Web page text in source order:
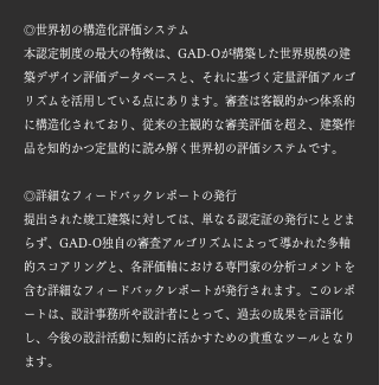
◎世界初の構造化評価システム
本認定制度の最大の特徴は、GAD-Oが構築した世界規模の建
築デザイン評価データベースと、それに基づく定量評価アルゴ
リズムを活用している点にあります。審査は客観的かつ体系的
に構造化されており、従来の主観的な審美評価を超え、建築作
品を知的かつ定量的に読み解く世界初の評価システムです。
◎詳細なフィードバックレポートの発行
提出された竣工建築に対しては、単なる認定証の発行にとどま
らず、GAD-O独自の審査アルゴリズムによって導かれた多軸
的スコアリングと、各評価軸における専門家の分析コメントを
含む詳細なフィードバックレポートが発行されます。このレポ
ートは、設計事務所や設計者にとって、過去の成果を言語化
し、今後の設計活動に知的に活かすための貴重なツールとなり
ます。